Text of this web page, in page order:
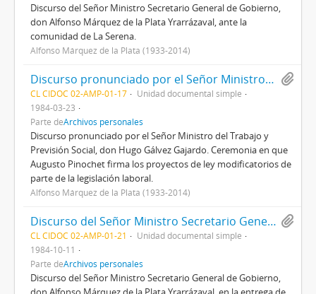
Discurso del Señor Ministro Secretario General de Gobierno,
don Alfonso Márquez de la Plata Yrarrázaval, ante la
comunidad de La Serena.
Alfonso Márquez de la Plata (1933-2014)
Discurso pronunciado por el Señor Ministro del Trabajo y Previsión Social, don Hugo Gálvez Gajardo.
CL CIDOC 02-AMP-01-17
Unidad documental simple
1984-03-23
Parte deArchivos personales
Discurso pronunciado por el Señor Ministro del Trabajo y
Previsión Social, don Hugo Gálvez Gajardo. Ceremonia en que
Augusto Pinochet firma los proyectos de ley modificatorios de
parte de la legislación laboral.
Alfonso Márquez de la Plata (1933-2014)
Discurso del Señor Ministro Secretario General de Gobierno, don Alfonso Márquez de la Plata Yrarrázaval, en la entrega de condecoraciones de Servicios Distinguidos.
CL CIDOC 02-AMP-01-21
Unidad documental simple
1984-10-11
Parte deArchivos personales
Discurso del Señor Ministro Secretario General de Gobierno,